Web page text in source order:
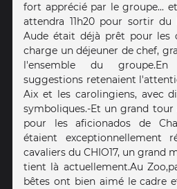
fort apprécié par le groupe...
attendra 11h20 pour sortir du
Aude était déjà prêt pour les
charge un déjeuner de chef,
l'ensemble du groupe.
suggestions retenaient
Aix et les carolingiens, avec
symboliques. -Et un grand
pour les aficionados de
étaient exceptionnellement
cavaliers du CHIO17, un grand
tient là actuellement. Au
bêtes ont bien aimé le cadre